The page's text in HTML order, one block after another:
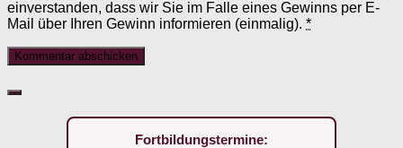
einverstanden, dass wir Sie im Falle eines Gewinns per E-
Mail über Ihren Gewinn informieren (einmalig). *
Fortbildungstermine: